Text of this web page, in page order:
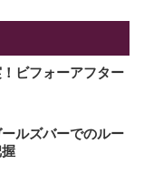
ビフォーアフター
ルズバーでのルー